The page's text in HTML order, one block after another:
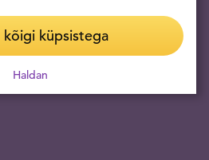
küpsistega
Haldan